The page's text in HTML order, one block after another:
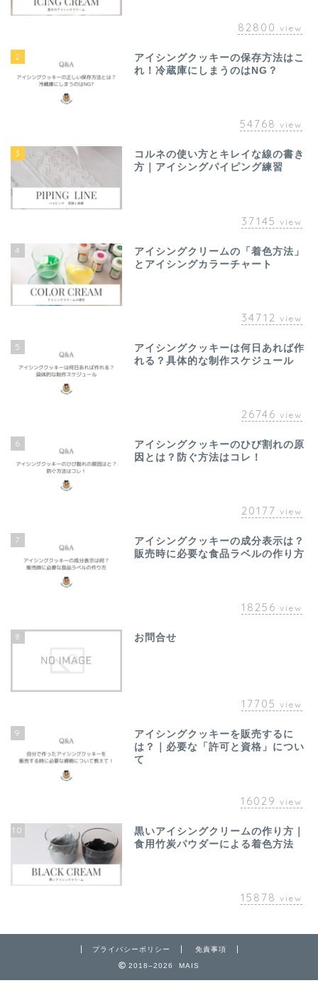
82800 view
2
アイシングクッキーの保存方法はこ
れ！冷蔵庫にしまうのはNG？
54768 view
3
コルネの使い方とキレイな線の書き
方｜アイシングパイピング練習
37145 view
4
アイシングクリームの「着色方法」
とアイシングカラーチャート
34712 view
5
アイシングクッキーは何日あれば作
れる？具体的な制作スケジュール
26746 view
6
アイシングクッキーのひび割れの原
因とは？防ぐ方法はコレ！
20177 view
7
アイシングクッキーの成分表示は？
販売時に必要な食品ラベルの作り方
18256 view
8 お問合せ
17705 view
9
アイシングクッキーを販売するに
は？｜必要な「許可と資格」につい
て
16029 view
10
黒いアイシングクリームの作り方｜
食用竹炭パウダーによる着色方法
15878 view
プライバシーポリシー 免責事項
2018–2026 MAIS